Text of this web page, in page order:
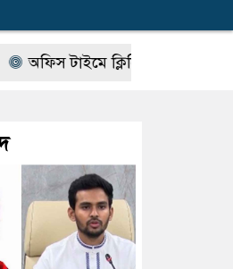
টাইমে ক্লিনিকে রোগী দেখছিলেন